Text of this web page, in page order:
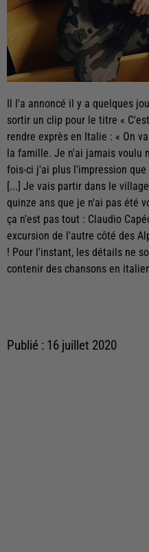
Il l'a annoncé il y a quelques
sortir un clip pour le titre «
rendre exprès en Italie : « On
la famille. Je n'ai jamais voulu
fois-ci j'ai plus l'impression
[...] Je vais partir dans le
quinze ans que je n'ai pas été
ça n'est pas tout : Claudio
excursion de l'autre côté des
! Pour l'instant, les détails ne
contenir des chansons en
Publié : 16 juillet 2020